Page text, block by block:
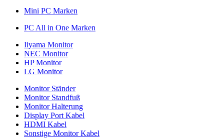
Mini PC Marken
PC All in One Marken
Iiyama Monitor
NEC Monitor
HP Monitor
LG Monitor
Monitor Ständer
Monitor Standfuß
Monitor Halterung
Display Port Kabel
HDMI Kabel
Sonstige Monitor Kabel